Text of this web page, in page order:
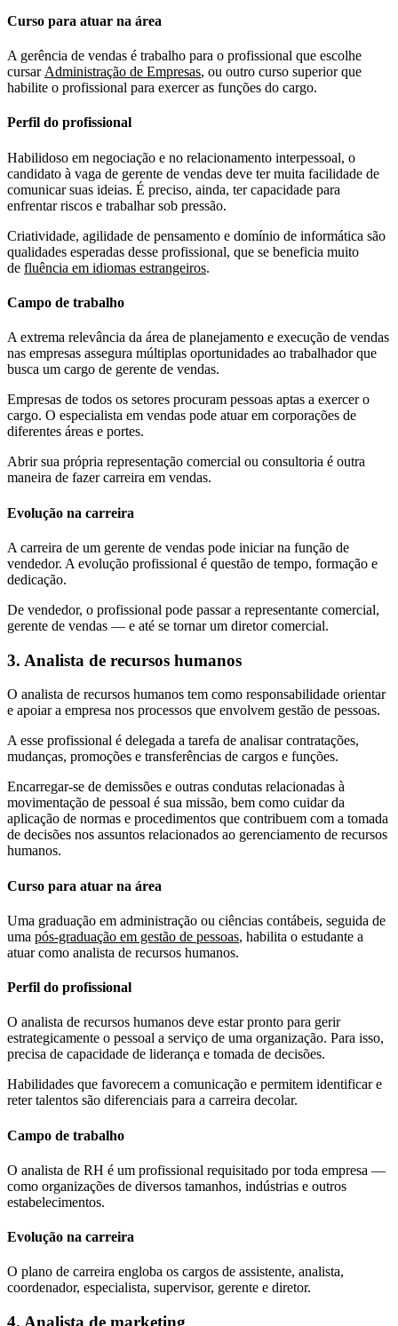
Curso para atuar na área
A gerência de vendas é trabalho para o profissional que escolhe
cursar Administração de Empresas, ou outro curso superior que
habilite o profissional para exercer as funções do cargo.
Perfil do profissional
Habilidoso em negociação e no relacionamento interpessoal, o
candidato à vaga de gerente de vendas deve ter muita facilidade de
comunicar suas ideias. É preciso, ainda, ter capacidade para
enfrentar riscos e trabalhar sob pressão.
Criatividade, agilidade de pensamento e domínio de informática são
qualidades esperadas desse profissional, que se beneficia muito
de fluência em idiomas estrangeiros.
Campo de trabalho
A extrema relevância da área de planejamento e execução de vendas
nas empresas assegura múltiplas oportunidades ao trabalhador que
busca um cargo de gerente de vendas.
Empresas de todos os setores procuram pessoas aptas a exercer o
cargo. O especialista em vendas pode atuar em corporações de
diferentes áreas e portes.
Abrir sua própria representação comercial ou consultoria é outra
maneira de fazer carreira em vendas.
Evolução na carreira
A carreira de um gerente de vendas pode iniciar na função de
vendedor. A evolução profissional é questão de tempo, formação e
dedicação.
De vendedor, o profissional pode passar a representante comercial,
gerente de vendas — e até se tornar um diretor comercial.
3. Analista de recursos humanos
O analista de recursos humanos tem como responsabilidade orientar
e apoiar a empresa nos processos que envolvem gestão de pessoas.
A esse profissional é delegada a tarefa de analisar contratações,
mudanças, promoções e transferências de cargos e funções.
Encarregar-se de demissões e outras condutas relacionadas à
movimentação de pessoal é sua missão, bem como cuidar da
aplicação de normas e procedimentos que contribuem com a tomada
de decisões nos assuntos relacionados ao gerenciamento de recursos
humanos.
Curso para atuar na área
Uma graduação em administração ou ciências contábeis, seguida de
uma pós-graduação em gestão de pessoas, habilita o estudante a
atuar como analista de recursos humanos.
Perfil do profissional
O analista de recursos humanos deve estar pronto para gerir
estrategicamente o pessoal a serviço de uma organização. Para isso,
precisa de capacidade de liderança e tomada de decisões.
Habilidades que favorecem a comunicação e permitem identificar e
reter talentos são diferenciais para a carreira decolar.
Campo de trabalho
O analista de RH é um profissional requisitado por toda empresa —
como organizações de diversos tamanhos, indústrias e outros
estabelecimentos.
Evolução na carreira
O plano de carreira engloba os cargos de assistente, analista,
coordenador, especialista, supervisor, gerente e diretor.
4. Analista de marketing